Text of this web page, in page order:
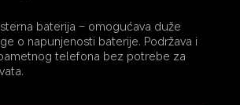
baterija – omogućava duže
o napunjenosti baterije. Podržava i
telefona bez potrebe za